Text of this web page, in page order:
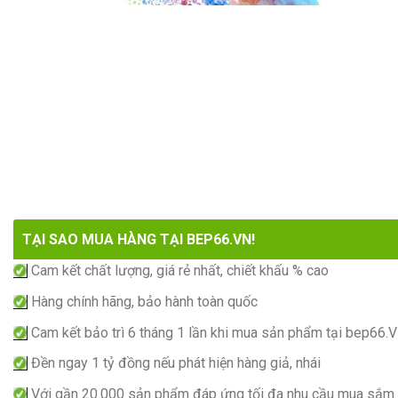
TẠI SAO MUA HÀNG TẠI BEP66.VN!
Cam kết chất lượng, giá rẻ nhất, chiết khấu % cao
Hàng chính hãng, bảo hành toàn quốc
Cam kết bảo trì 6 tháng 1 lần khi mua sản phẩm tại
Đền ngay 1 tỷ đồng nếu phát hiện hàng giả, nhái
Với gần 20.000 sản phẩm đáp ứng tối đa nhu cầu mua sắm